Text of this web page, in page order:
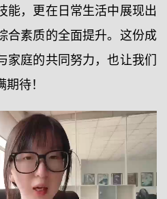
能，更在日常生活中展现出
合素质的全面提升。这份成
家庭的共同努力，也让我们
待！